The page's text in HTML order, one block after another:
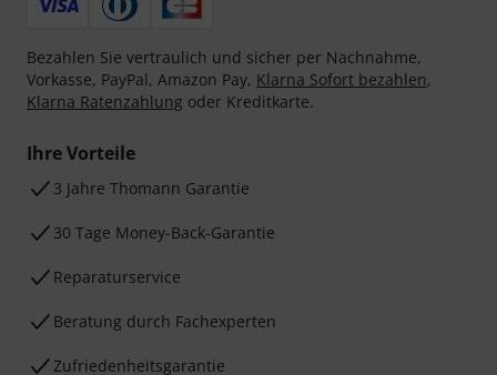
Bezahlen Sie vertraulich und sicher per Nachnahme,
Vorkasse, PayPal, Amazon Pay, Klarna Sofort bezahlen,
Klarna Ratenzahlung oder Kreditkarte.
Ihre Vorteile
3 Jahre Thomann Garantie
30 Tage Money-Back-Garantie
Reparaturservice
Beratung durch Fachexperten
Zufriedenheitsgarantie